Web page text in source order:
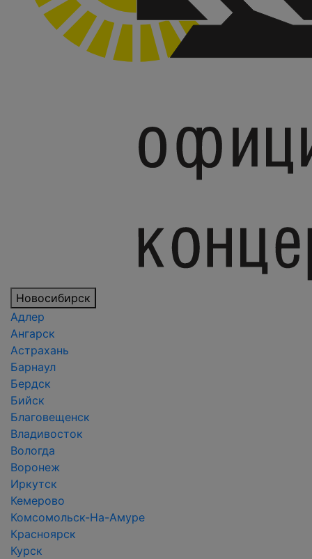
Новосибирск
Адлер
Ангарск
Астрахань
Барнаул
Бердск
Бийск
Благовещенск
Владивосток
Вологда
Воронеж
Иркутск
Кемерово
Комсомольск-На-Амуре
Красноярск
Курск